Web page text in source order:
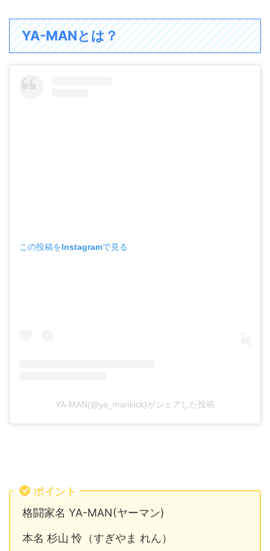
YA-MANとは？
この投稿をInstagramで見る
YA-MAN(@ya_mankick)がシェアした投稿
ポイント
格闘家名 YA-MAN(ヤーマン)
本名 杉山 怜（すぎやま れん）